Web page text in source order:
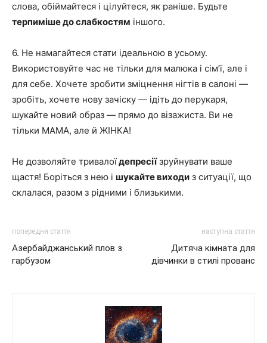
слова, обіймайтеся і цілуйтеся, як раніше. Будьте
терпиміше до слабкостям іншого.
6. Не намагайтеся стати ідеальною в усьому.
Використовуйте час не тільки для малюка і сім’ї, але і
для себе. Хочете зробити зміцнення нігтів в салоні —
зробіть, хочете нову зачіску — ідіть до перукаря,
шукайте новий образ — прямо до візажиста. Ви не
тільки МАМА, але й ЖІНКА!
Не дозволяйте тривалоїдепресіїзруйнувати ваше
щастя! Боріться з нею і шукайте виходи з ситуації, що
склалася, разом з рідними і близькими.
попередня стаття
Азербайджанський плов з
гарбузом
наступна стаття
Дитяча кімната для
дівчинки в стилі прованс